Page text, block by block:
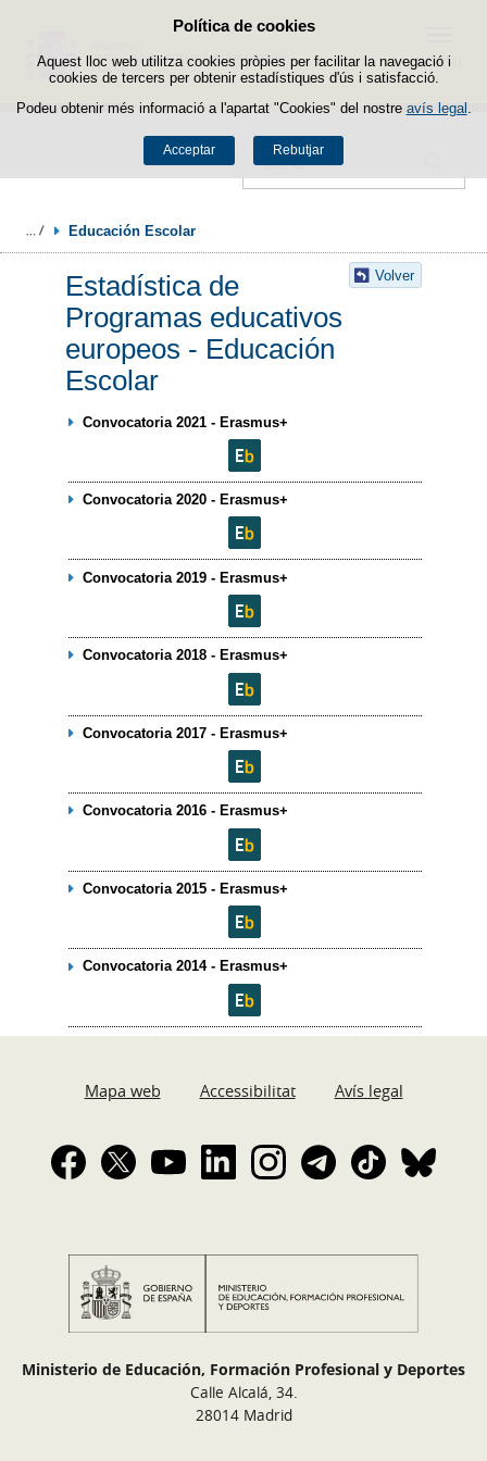
Política de cookies
Aquest lloc web utilitza cookies pròpies per facilitar la navegació i
cookies de tercers per obtenir estadístiques d'ús i satisfacció.
Podeu obtenir més informació a l'apartat "Cookies" del nostre avís legal
Acceptar Rebutjar
Passar al contingut
Cercador
Menú
Educación Escolar
Volver
Estadística de
Programas educativos
europeos - Educación
Escolar
Convocatoria 2021 - Erasmus+
Convocatoria 2020 - Erasmus+
Convocatoria 2019 - Erasmus+
Convocatoria 2018 - Erasmus+
Convocatoria 2017 - Erasmus+
Convocatoria 2016 - Erasmus+
Convocatoria 2015 - Erasmus+
Convocatoria 2014 - Erasmus+
Mapa web Accessibilitat Avís legal
Ministerio de Educación, Formación Profesional y Deportes
Calle Alcalá, 34.
28014 Madrid